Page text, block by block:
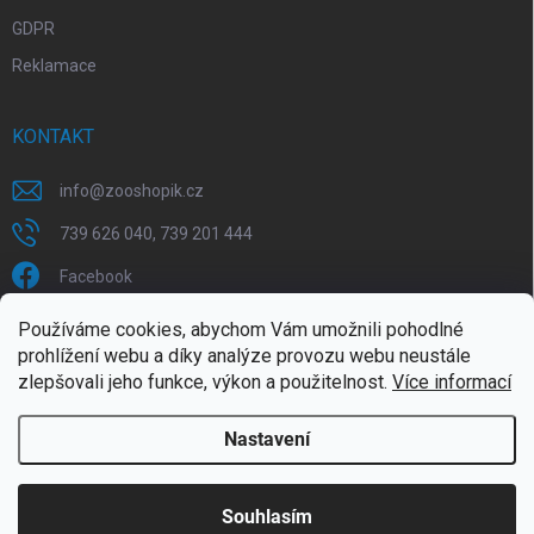
Používáme cookies, abychom Vám umožnili pohodlné
prohlížení webu a díky analýze provozu webu neustále
zlepšovali jeho funkce, výkon a použitelnost. Více informací
Nastavení
Souhlasím
Doprava zdarma od 1799,- (do 30 kg)
GDPR
Reklamace
KONTAKT
info@zooshopik.cz
739 626 040, 739 201 444
Facebook
FACEBOOK
ZOOshopik . Všechna práva vyhrazena.